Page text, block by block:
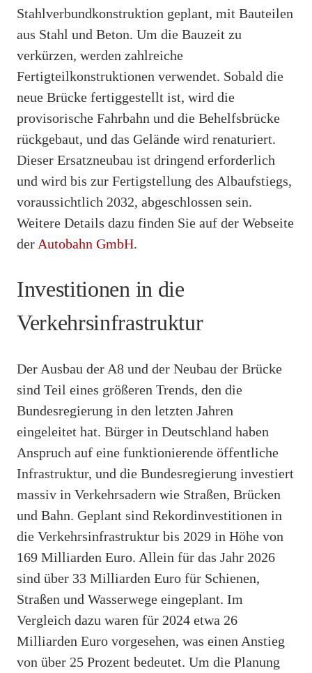
Stahlverbundkonstruktion geplant, mit Bauteilen
aus Stahl und Beton. Um die Bauzeit zu
verkürzen, werden zahlreiche
Fertigteilkonstruktionen verwendet. Sobald die
neue Brücke fertiggestellt ist, wird die
provisorische Fahrbahn und die Behelfsbrücke
rückgebaut, und das Gelände wird renaturiert.
Dieser Ersatzneubau ist dringend erforderlich
und wird bis zur Fertigstellung des Albaufstiegs,
voraussichtlich 2032, abgeschlossen sein.
Weitere Details dazu finden Sie auf der Webseite
der Autobahn GmbH.
Investitionen in die
Verkehrsinfrastruktur
Der Ausbau der A8 und der Neubau der Brücke
sind Teil eines größeren Trends, den die
Bundesregierung in den letzten Jahren
eingeleitet hat. Bürger in Deutschland haben
Anspruch auf eine funktionierende öffentliche
Infrastruktur, und die Bundesregierung investiert
massiv in Verkehrsadern wie Straßen, Brücken
und Bahn. Geplant sind Rekordinvestitionen in
die Verkehrsinfrastruktur bis 2029 in Höhe von
169 Milliarden Euro. Allein für das Jahr 2026
sind über 33 Milliarden Euro für Schienen,
Straßen und Wasserwege eingeplant. Im
Vergleich dazu waren für 2024 etwa 26
Milliarden Euro vorgesehen, was einen Anstieg
von über 25 Prozent bedeutet. Um die Planung